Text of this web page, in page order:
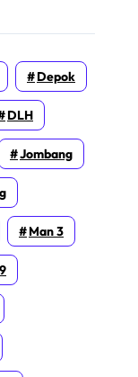
Depok
DLH
Jombang
Man 3